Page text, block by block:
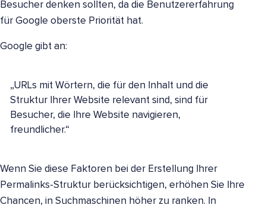
Besucher denken sollten, da die Benutzererfahrung
für Google oberste Priorität hat.
Google gibt an:
„URLs mit Wörtern, die für den Inhalt und die
Struktur Ihrer Website relevant sind, sind für
Besucher, die Ihre Website navigieren,
freundlicher.“
Wenn Sie diese Faktoren bei der Erstellung Ihrer
Permalinks-Struktur berücksichtigen, erhöhen Sie Ihre
Chancen, in Suchmaschinen höher zu ranken. In